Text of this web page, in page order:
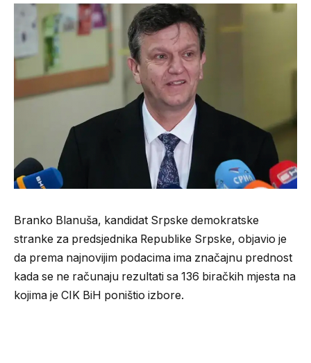
Branko Blanuša, kandidat Srpske demokratske
stranke za predsjednika Republike Srpske, objavio je
da prema najnovijim podacima ima značajnu prednost
kada se ne računaju rezultati sa 136 biračkih mjesta na
kojima je CIK BiH poništio izbore.